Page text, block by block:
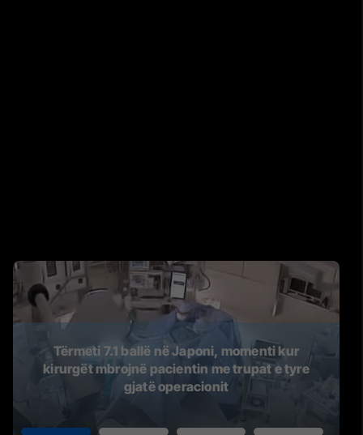
Tërmeti 7.1 ballë në Japoni, momenti kur
kirurgët mbrojnë pacientin me trupat e tyre
gjatë operacionit